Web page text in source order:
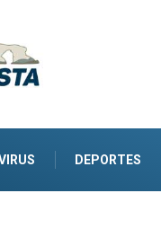
DEPORTES